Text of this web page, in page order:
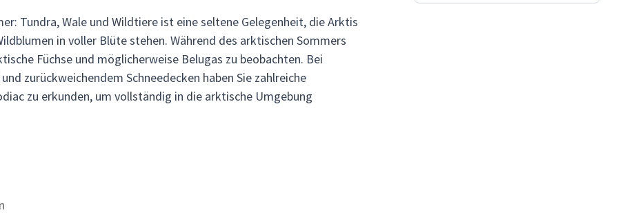
Tundra, Wale und Wildtiere ist eine seltene Gelegenheit, die Arktis
in voller Blüte stehen. Während des arktischen Sommers
Füchse und möglicherweise Belugas zu beobachten. Bei
zurückweichendem Schneedecken haben Sie zahlreiche
zu erkunden, um vollständig in die arktische Umgebung